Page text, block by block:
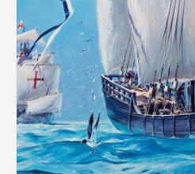
Figurines
Peintures
Accessoires
Puzzles
Carte cadeau
Maquette par marque
Contact